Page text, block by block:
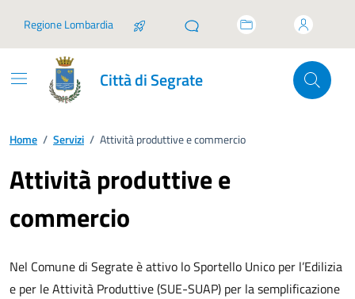
Regione Lombardia
Città di Segrate
Home / Servizi / Attività produttive e commercio
Attività produttive e
commercio
Nel Comune di Segrate è attivo lo Sportello Unico per l’Edilizia
e per le Attività Produttive (SUE-SUAP) per la semplificazione